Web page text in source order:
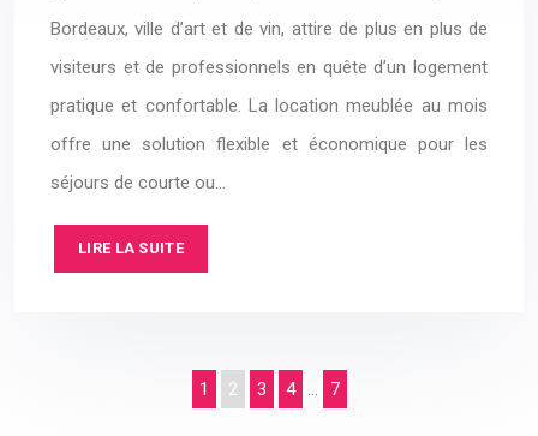
Bordeaux, ville d’art et de vin, attire de plus en plus de
visiteurs et de professionnels en quête d’un logement
pratique et confortable. La location meublée au mois
offre une solution flexible et économique pour les
séjours de courte ou…
LIRE LA SUITE
1 2 3 4 … 7